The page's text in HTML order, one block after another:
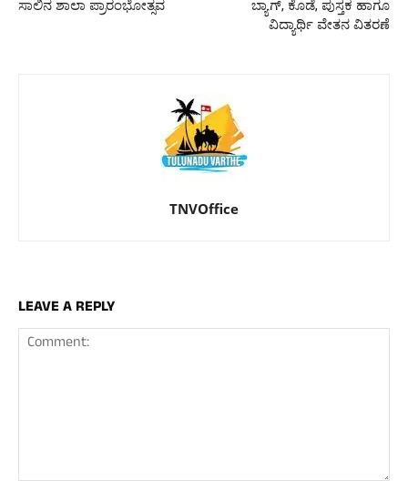
ಸಾಲಿನ ಶಾಲಾ ಪ್ರಾರಂಭೋತ್ಸವ
ಬ್ಯಾಗ್, ಕೊಡೆ, ಪುಸ್ತಕ ಹಾಗೂ
ವಿದ್ಯಾರ್ಥಿ ವೇತನ ವಿತರಣೆ
TNVOffice
LEAVE A REPLY